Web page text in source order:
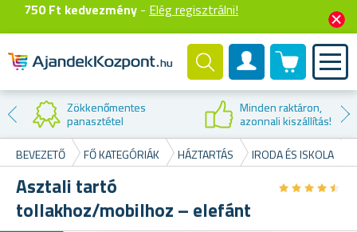
750 Ft kedvezmény - Elég regisztrálni!
Felhasználók fiók
0 termék
Minden raktáron,
azonnali kiszállítás!
BEVEZETŐ
FŐ KATEGÓRIÁK HÁZTARTÁS IRODA ÉS ISKOLA
Asztali tartó
tollakhoz/mobilhoz – elefánt
★★★★★
★★★★★